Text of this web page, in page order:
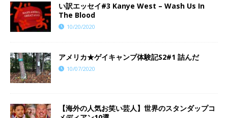
い訳エッセイ#3 Kanye West – Wash Us In
The Blood
10/20/2020
アメリカ★ゲイキャンプ体験記S2#1 詰んだ
10/07/2020
【海外の人気お笑い芸人】世界のスタンダップコ